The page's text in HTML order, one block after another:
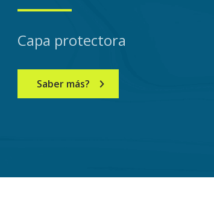
Capa protectora
Saber más?